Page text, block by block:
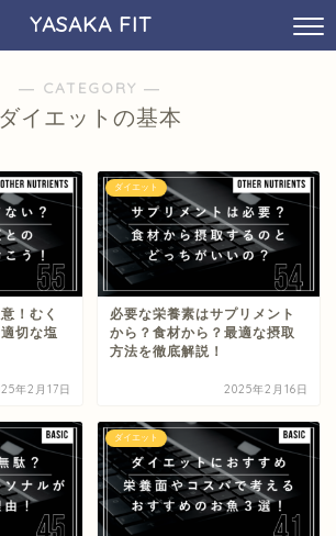
YASAKA FIT
― CATEGORY ―
ダイエットの基本
！むく
切な塩
年2月17日
ダイエット
必要な栄養素はサプリメント
から？食材から？最適な摂取
方法を徹底解説！
2025年2月16日
ダイエット